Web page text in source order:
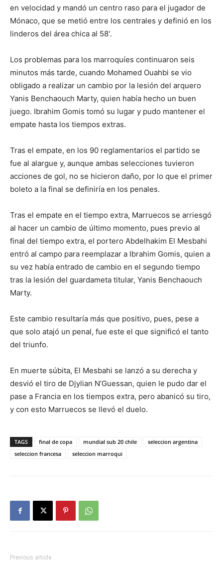
en velocidad y mandó un centro raso para el jugador de
Mónaco, que se metió entre los centrales y definió en los
linderos del área chica al 58′.
Los problemas para los marroquíes continuaron seis
minutos más tarde, cuando Mohamed Ouahbi se vio
obligado a realizar un cambio por la lesión del arquero
Yanis Benchaouch Marty, quien había hecho un buen
juego. Ibrahim Gomis tomó su lugar y pudo mantener el
empate hasta los tiempos extras.
Tras el empate, en los 90 reglamentarios el partido se
fue al alargue y, aunque ambas selecciones tuvieron
acciones de gol, no se hicieron daño, por lo que el primer
boleto a la final se definiría en los penales.
Tras el empate en el tiempo extra, Marruecos se arriesgó
al hacer un cambio de último momento, pues previo al
final del tiempo extra, el portero Abdelhakim El Mesbahi
entró al campo para reemplazar a Ibrahim Gomis, quien a
su vez había entrado de cambio en el segundo tiempo
tras la lesión del guardameta titular, Yanis Benchaouch
Marty.
Este cambio resultaría más que positivo, pues, pese a
que solo atajó un penal, fue este el que significó el tanto
del triunfo.
En muerte súbita, El Mesbahi se lanzó a su derecha y
desvió el tiro de Djylian N’Guessan, quien le pudo dar el
pase a Francia en los tiempos extra, pero abanicó su tiro,
y con esto Marruecos se llevó el duelo.
TAGS final de copa mundial sub 20 chile
seleccion argentina
seleccion francesa
seleccion marroqui
Previous article